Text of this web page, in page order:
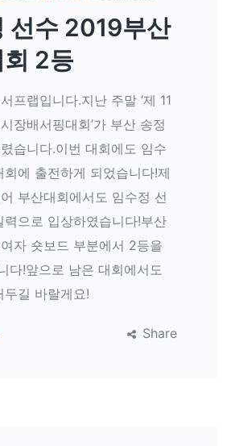
선수 2019부산
2등
프랩입니다.지난 주말 ‘제 11
장배서핑대회’가 부산 송정
습니다.이번 대회에도 임수
회에 출전하게 되었습니다!제
부산대회에서도 임수정 선
력으로 입상하였습니다!부산
자 숏보드 부분에서 2등을
다!앞으로 남은 대회에서도
두길 바랄게요!
Share